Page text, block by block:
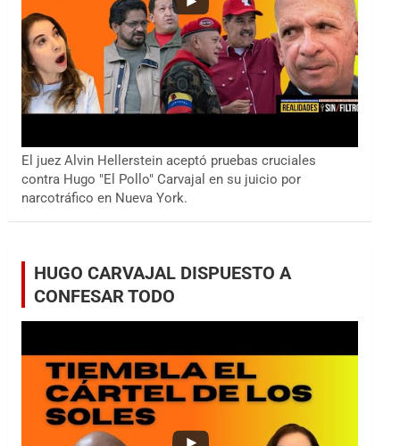
El juez Alvin Hellerstein aceptó pruebas cruciales
contra Hugo "El Pollo" Carvajal en su juicio por
narcotráfico en Nueva York.
HUGO CARVAJAL DISPUESTO A
CONFESAR TODO